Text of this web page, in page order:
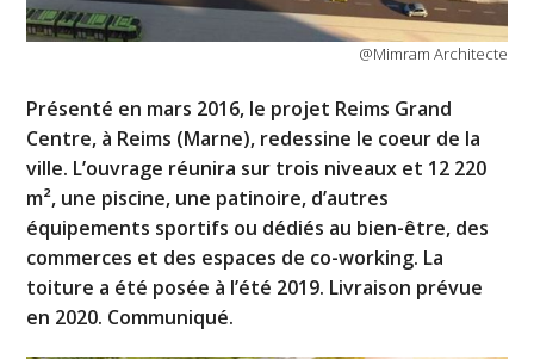
@Mimram Architecte
Présenté en mars 2016, le projet Reims Grand
Centre, à Reims (Marne), redessine le coeur de la
ville. L’ouvrage réunira sur trois niveaux et 12 220
m², une piscine, une patinoire, d’autres
équipements sportifs ou dédiés au bien-être, des
commerces et des espaces de co-working. La
toiture a été posée à l’été 2019. Livraison prévue
en 2020. Communiqué.